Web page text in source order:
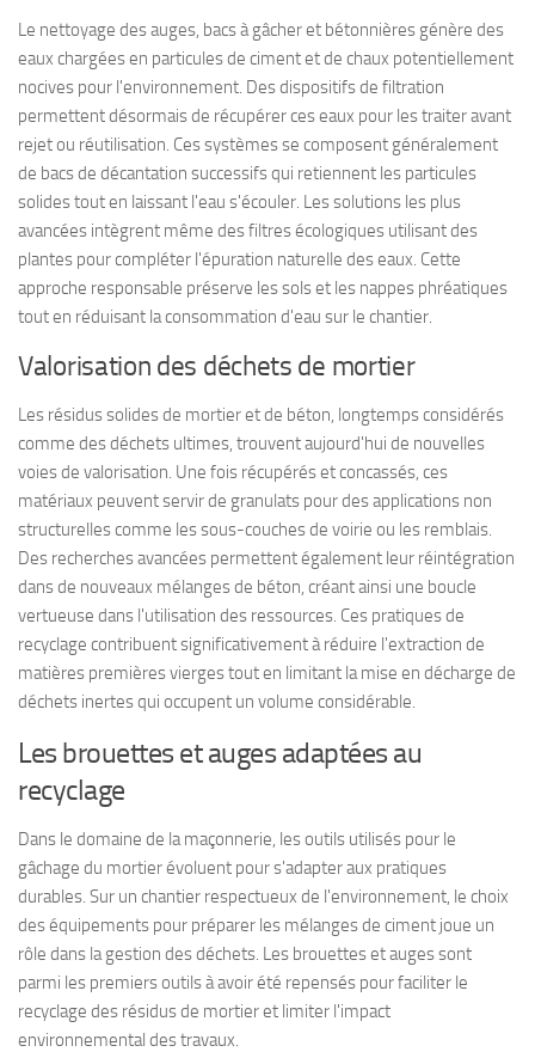
Le nettoyage des auges, bacs à gâcher et bétonnières génère des
eaux chargées en particules de ciment et de chaux potentiellement
nocives pour l'environnement. Des dispositifs de filtration
permettent désormais de récupérer ces eaux pour les traiter avant
rejet ou réutilisation. Ces systèmes se composent généralement
de bacs de décantation successifs qui retiennent les particules
solides tout en laissant l'eau s'écouler. Les solutions les plus
avancées intègrent même des filtres écologiques utilisant des
plantes pour compléter l'épuration naturelle des eaux. Cette
approche responsable préserve les sols et les nappes phréatiques
tout en réduisant la consommation d'eau sur le chantier.
Valorisation des déchets de mortier
Les résidus solides de mortier et de béton, longtemps considérés
comme des déchets ultimes, trouvent aujourd'hui de nouvelles
voies de valorisation. Une fois récupérés et concassés, ces
matériaux peuvent servir de granulats pour des applications non
structurelles comme les sous-couches de voirie ou les remblais.
Des recherches avancées permettent également leur réintégration
dans de nouveaux mélanges de béton, créant ainsi une boucle
vertueuse dans l'utilisation des ressources. Ces pratiques de
recyclage contribuent significativement à réduire l'extraction de
matières premières vierges tout en limitant la mise en décharge de
déchets inertes qui occupent un volume considérable.
Les brouettes et auges adaptées au
recyclage
Dans le domaine de la maçonnerie, les outils utilisés pour le
gâchage du mortier évoluent pour s'adapter aux pratiques
durables. Sur un chantier respectueux de l'environnement, le choix
des équipements pour préparer les mélanges de ciment joue un
rôle dans la gestion des déchets. Les brouettes et auges sont
parmi les premiers outils à avoir été repensés pour faciliter le
recyclage des résidus de mortier et limiter l'impact
environnemental des travaux.